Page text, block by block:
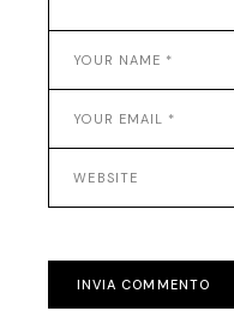
INVIA COMMENTO